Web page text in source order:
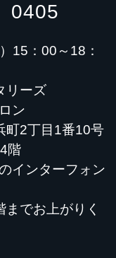
0405
15：00～18：
リーズ
ン
町2丁目1番10号
インターフォン
でお上がりく